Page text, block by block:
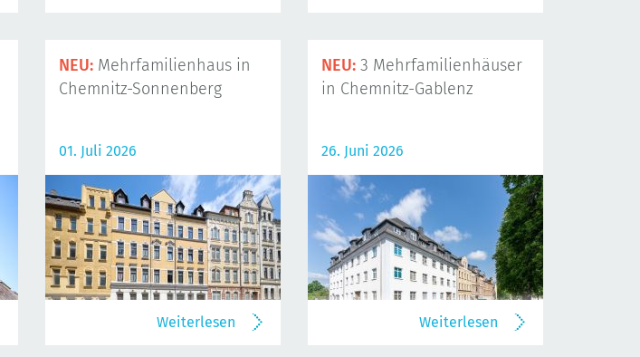
NEU: Mehrfamilienhaus in
Chemnitz-Sonnenberg
01. Juli 2026
Weiterlesen
NEU: 3 Mehrfamilienhäuser
in Chemnitz-Gablenz
26. Juni 2026
Weiterlesen